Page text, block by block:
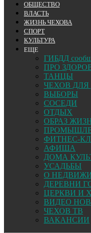
ОБЩЕСТВО
ВЛАСТЬ
ЖИЗНЬ ЧЕХОВА
СПОРТ
КУЛЬТУРА
ЕЩЕ
ГИБДД
ПРО
ТАНЦЫ
ЧЕХОВ ДЛЯ
ВЫБОРЫ
СОСЕДИ
ОТДЫХ
ОБРАЗ
ФИТНЕС-
АФИША
ДОМА
УСАДЬБЫ
О
ДЕРЕВНИ
ЦЕРКВИ И
ВИДЕО
ЧЕХОВ ТВ
ВАКАНСИИ